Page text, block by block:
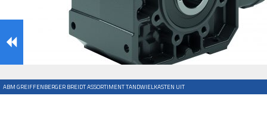
ABM GREIFFENBERGER BREIDT ASSORTIMENT TANDWIELKASTEN UIT